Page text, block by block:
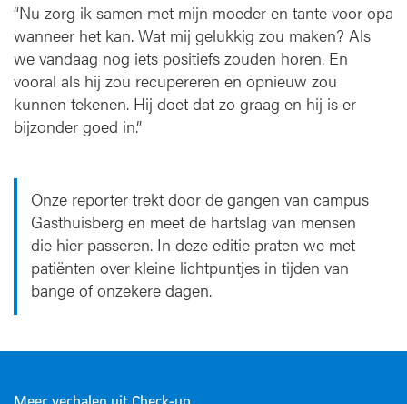
“Nu zorg ik samen met mijn moeder en tante voor opa
wanneer het kan. Wat mij gelukkig zou maken? Als
we vandaag nog iets positiefs zouden horen. En
vooral als hij zou recupereren en opnieuw zou
kunnen tekenen. Hij doet dat zo graag en hij is er
bijzonder goed in.”
Onze reporter trekt door de gangen van campus
Gasthuisberg en meet de hartslag van mensen
die hier passeren. In deze editie praten we met
patiënten over kleine lichtpuntjes in tijden van
bange of onzekere dagen.